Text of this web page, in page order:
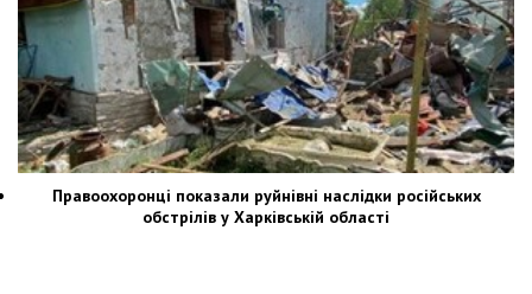
Правоохоронці показали руйнівні наслідки російських
обстрілів у Харківській області